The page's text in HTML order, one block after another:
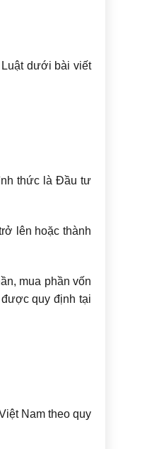
dưới bài viết
thức là Đầu tư
lên hoặc thành
mua phần vốn
quy định tại
Nam theo quy